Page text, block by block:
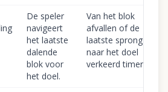
De speler
navigeert
het laatste
dalende
blok voor
het doel.
Van het blok
afvallen of de
laatste sprong
naar het doel
verkeerd timen.